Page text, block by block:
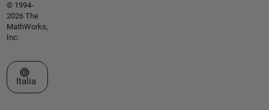
© 1994-
2026 The
MathWorks,
Inc.
Seleziona un sito web
Italia